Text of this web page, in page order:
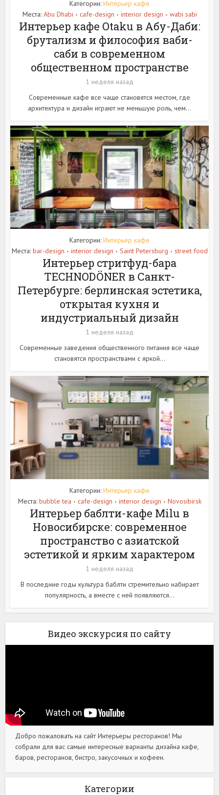
Категории: Интерьер кафе
Места: Abu Dhabi • cafe-design • interior design • wabi sabi
Интерьер кафе Otaku в Абу-Даби:
брутализм и философия ваби-
саби в современном
общественном пространстве
1 неделя назад
Современные кафе все чаще становятся местом, где
архитектура и дизайн играют не меньшую роль, чем...
Категории: Интерьер кафе
Места: bar-design • interior design • Saint Petersburg • street food
Интерьер стритфуд-бара
TECHNODÖNER в Санкт-
Петербурге: берлинская эстетика,
открытая кухня и
индустриальный дизайн
1 неделя назад
Современные заведения общественного питания все чаще
становятся пространствами с яркой...
Категории: Интерьер кафе
Места: bubble tea • cafe-design • interior design • Novosibirsk
Интерьер баблти-кафе Milu в
Новосибирске: современное
пространство с азиатской
эстетикой и ярким характером
1 неделя назад
В последние годы культура баблти стремительно набирает
популярность, а вместе с ней появляются...
Видео экскурсия по сайту
Добро пожаловать на сайт Интерьеры ресторанов! Мы
собрали для вас самые интересные варианты дизайна кафе,
баров, ресторанов, бистро, закусочных и кофеен.
Категории